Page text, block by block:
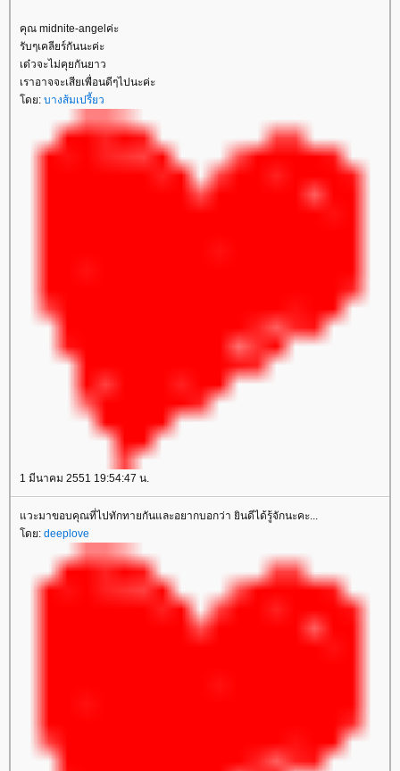
คุณ midnite-angelค่ะ
รับๆเคลียร์กันนะค่ะ
เด๋วจะไม่คุยกันยาว
เราอาจจะเสียเพื่อนดีๆไปนะค่ะ
ดย: บางส้มเปรี้ยว
1 มีนาคม 2551 19:54:47 น.
วะมาขอบคุณที่ไปทักทายกันและอยากบอกว่า ยินดีได้รู้จักนะคะ...
ดย: deeplove